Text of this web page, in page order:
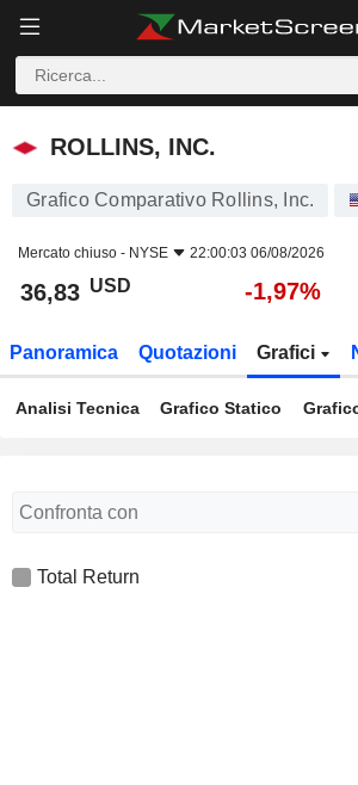
ROLLINS, INC.
ROLLINS, INC.
Grafico Comparativo Rollins, Inc.
Mercato chiuso - NYSE 22:00:03 06/08/2026
36,83 USD -1,97%
Panoramica Quotazioni Grafici
Analisi Tecnica Grafico Statico
Total Return